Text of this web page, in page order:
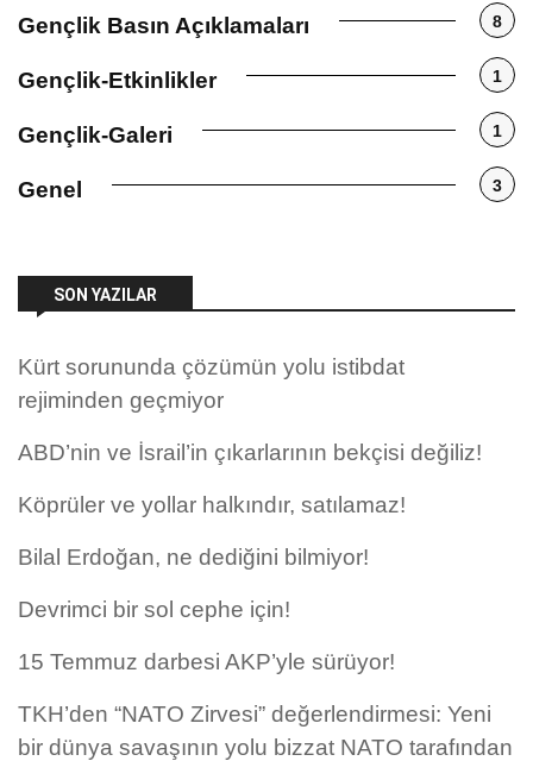
Gençlik Basın Açıklamaları 8
Gençlik-Etkinlikler 1
Gençlik-Galeri 1
Genel 3
SON YAZILAR
Kürt sorununda çözümün yolu istibdat
rejiminden geçmiyor
ABD’nin ve İsrail’in çıkarlarının bekçisi değiliz!
Köprüler ve yollar halkındır, satılamaz!
Bilal Erdoğan, ne dediğini bilmiyor!
Devrimci bir sol cephe için!
15 Temmuz darbesi AKP’yle sürüyor!
TKH’den “NATO Zirvesi” değerlendirmesi: Yeni
bir dünya savaşının yolu bizzat NATO tarafından